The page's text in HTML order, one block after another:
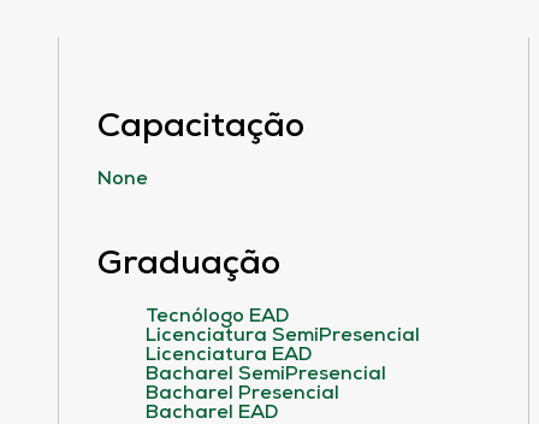
Capacitação
None
Graduação
Tecnólogo EAD
Licenciatura SemiPresencial
Licenciatura EAD
Bacharel SemiPresencial
Bacharel Presencial
Bacharel EAD